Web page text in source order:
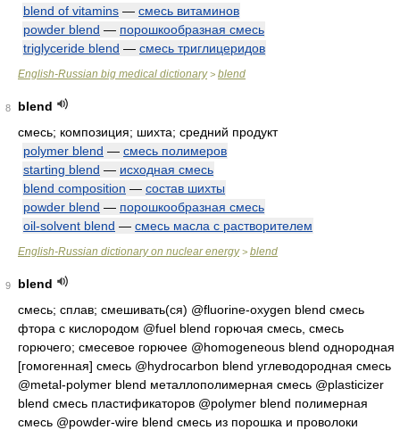
blend of vitamins — смесь витаминов
powder blend — порошкообразная смесь
triglyceride blend — смесь триглицеридов
English-Russian big medical dictionary> blend
8
blend
смесь; композиция; шихта; средний продукт
polymer blend — смесь полимеров
starting blend — исходная смесь
blend composition — состав шихты
powder blend — порошкообразная смесь
oil-solvent blend — смесь масла с растворителем
English-Russian dictionary on nuclear energy> blend
9
blend
смесь; сплав; смешивать(ся) @fluorine-oxygen blend смесь
фтора с кислородом @fuel blend горючая смесь, смесь
горючего; смесевое горючее @homogeneous blend однородная
[гомогенная] смесь @hydrocarbon blend углеводородная смесь
@metal-polymer blend металлополимерная смесь @plasticizer
blend смесь пластификаторов @polymer blend полимерная
смесь @powder-wire blend смесь из порошка и проволоки